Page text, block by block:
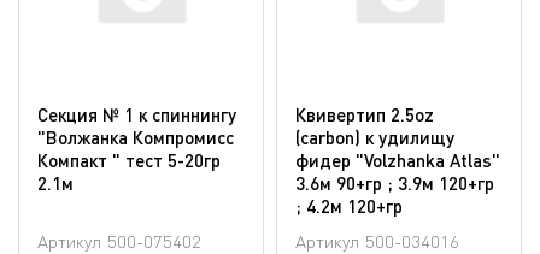
Секция № 1 к спиннингу
"Волжанка Компромисс
Компакт " тест 5-20гр
2.1м
Артикул 500-075402
Квивертип 2.5oz
(carbon) к удилищу
фидер "Volzhanka Atlas"
3.6м 90+гр ; 3.9м 120+гр
; 4.2м 120+гр
Артикул 500-034016